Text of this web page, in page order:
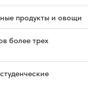
продукты и овощи
более трех